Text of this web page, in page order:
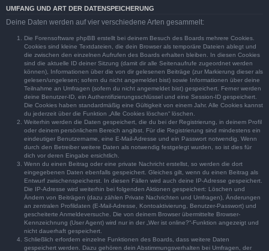
UMFANG UND ART DER DATENSPEICHERUNG
Deine Daten werden auf vier verschiedene Arten gesammelt:
Die Forensoftware phpBB erstellt bei deinem Besuch des Boards mehrere Cookies.
Cookies sind kleine Textdateien, die dein Browser als temporäre Dateien ablegt und
die zwischen den einzelnen Aufrufen des Boards erhalten bleiben. In diesen Cookies
sind die aktuelle ID deiner Sitzung (damit dir alle Seitenaufrufe zugeordnet werden
können), Informationen über die von dir gelesenen Beiträge (zur Markierung dieser als
gelesen/ungelesen; sofern du nicht angemeldet bist) sowie Informationen über deine
Teilnahme an Umfragen (sofern du nicht angemeldet bist) gespeichert. Ferner werden
deine Benutzer-ID, ein Authentifizierungsschlüssel und eine Session-ID gespeichert.
Die Cookies haben standardmäßig eine Gültigkeit von einem Jahr. Alle Cookies kannst
du jederzeit über die Funktion „Alle Cookies löschen“ löschen.
Weiterhin werden die Daten gespeichert, die du bei der Registrierung, in deinem Profil
oder deinem persönlichem Bereich angibst. Für die Registrierung sind mindestens ein
eindeutiger Benutzername, eine E-Mail-Adresse und ein Passwort notwendig. Wenn
durch den Betreiber weitere Daten als notwendig festgelegt wurden, so ist dies für
dich vor deren Eingabe ersichtlich.
Wenn du einen Beitrag oder eine private Nachricht erstellst, so werden die dort
eingegebenen Daten ebenfalls gespeichert. Gleiches gilt, wenn du einen Beitrag als
Entwurf zwischenspeicherst. In diesen Fällen wird auch deine IP-Adresse gespeichert.
Die IP-Adresse wird weiterhin bei folgenden Aktionen gespeichert: Löschen und
Ändern von Beiträgen (dazu zählen Private Nachrichten und Umfragen), Änderungen
an zentralen Profildaten (E-Mail-Adresse, Kontoaktivierung, Benutzer-Passwort) und
gescheiterte Anmeldeversuche. Die von deinem Browser übermittelte Browser-
Kennzeichnung (User Agent) wird nur in der „Wer ist online?“-Funktion angezeigt und
nicht dauerhaft gespeichert.
Schließlich erfordern einzelne Funktionen des Boards, dass weitere Daten
gespeichert werden. Dazu gehören dein Abstimmungsverhalten bei Umfragen, der